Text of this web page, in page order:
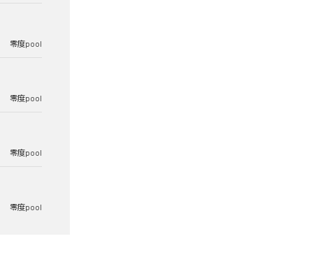
零度pool
零度pool
零度pool
零度pool